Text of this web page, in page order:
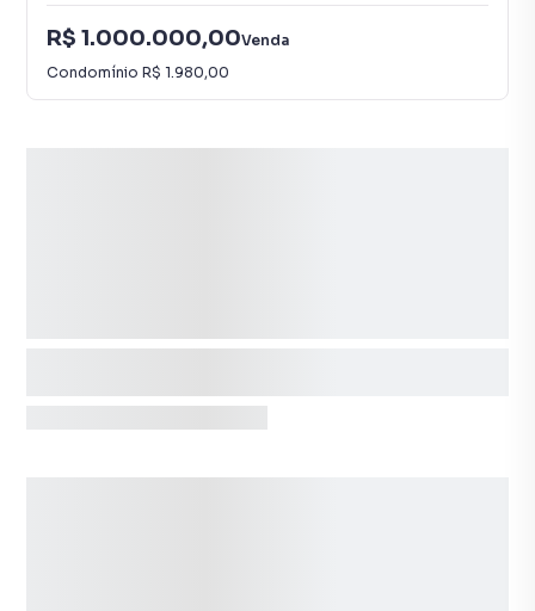
R$ 1.000.000,00Venda
Condomínio R$ 1.980,00